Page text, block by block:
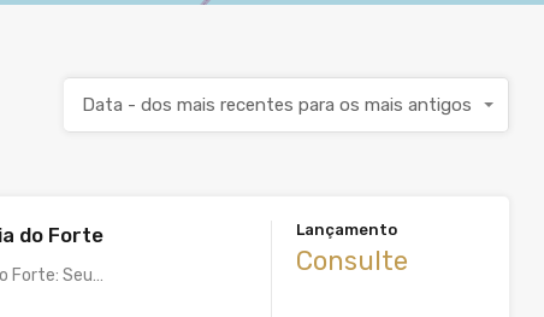
Data - dos mais recentes para os mais antigos
do Forte
Forte: Seu…
Lançamento
Consulte